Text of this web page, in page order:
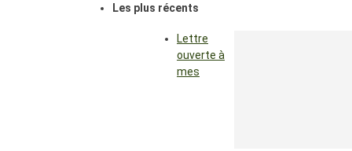
Les plus récents
Lettre
ouverte à
mes